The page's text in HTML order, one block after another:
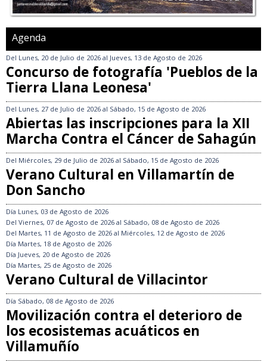
Agenda
Del Lunes, 20 de Julio de 2026 al Jueves, 13 de Agosto de 2026
Concurso de fotografía 'Pueblos de la
Tierra Llana Leonesa'
Del Lunes, 27 de Julio de 2026 al Sábado, 15 de Agosto de 2026
Abiertas las inscripciones para la XII
Marcha Contra el Cáncer de Sahagún
Del Miércoles, 29 de Julio de 2026 al Sábado, 15 de Agosto de 2026
Verano Cultural en Villamartín de
Don Sancho
Día Lunes, 03 de Agosto de 2026
Del Viernes, 07 de Agosto de 2026 al Sábado, 08 de Agosto de 2026
Del Martes, 11 de Agosto de 2026 al Miércoles, 12 de Agosto de 2026
Día Martes, 18 de Agosto de 2026
Día Jueves, 20 de Agosto de 2026
Día Martes, 25 de Agosto de 2026
Verano Cultural de Villacintor
Día Sábado, 08 de Agosto de 2026
Movilización contra el deterioro de
los ecosistemas acuáticos en
Villamuñío